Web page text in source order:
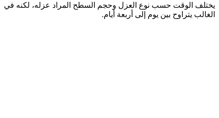
يختلف الوقت حسب نوع العزل وحجم السطح المراد عزله، لكنه في
الغالب يتراوح بين يوم إلى أربعة أيام.